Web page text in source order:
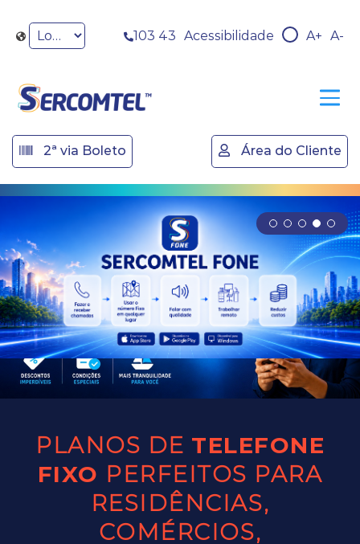
103 43 Acessibilidade A+ A-
2ª via Boleto Área do Cliente
PLANOS DE TELEFONE
FIXO PERFEITOS PARA
RESIDÊNCIAS,
COMÉRCIOS,